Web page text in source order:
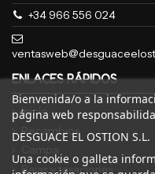
+34 966 556 024
ENLACES RÁPIDOS
Inicio
Recambios
Bajas y tasaciones
Bienvenida/o a la
página web
DESGUACE EL OSTION S.L.
Una cookie o galleta